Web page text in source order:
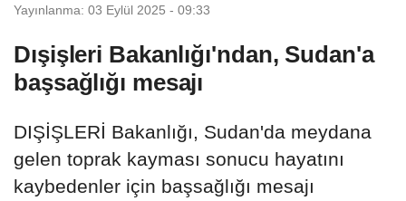
Yayınlanma: 03 Eylül 2025 - 09:33
Dışişleri Bakanlığı'ndan, Sudan'a
başsağlığı mesajı
DIŞİŞLERİ Bakanlığı, Sudan'da meydana
gelen toprak kayması sonucu hayatını
kaybedenler için başsağlığı mesajı